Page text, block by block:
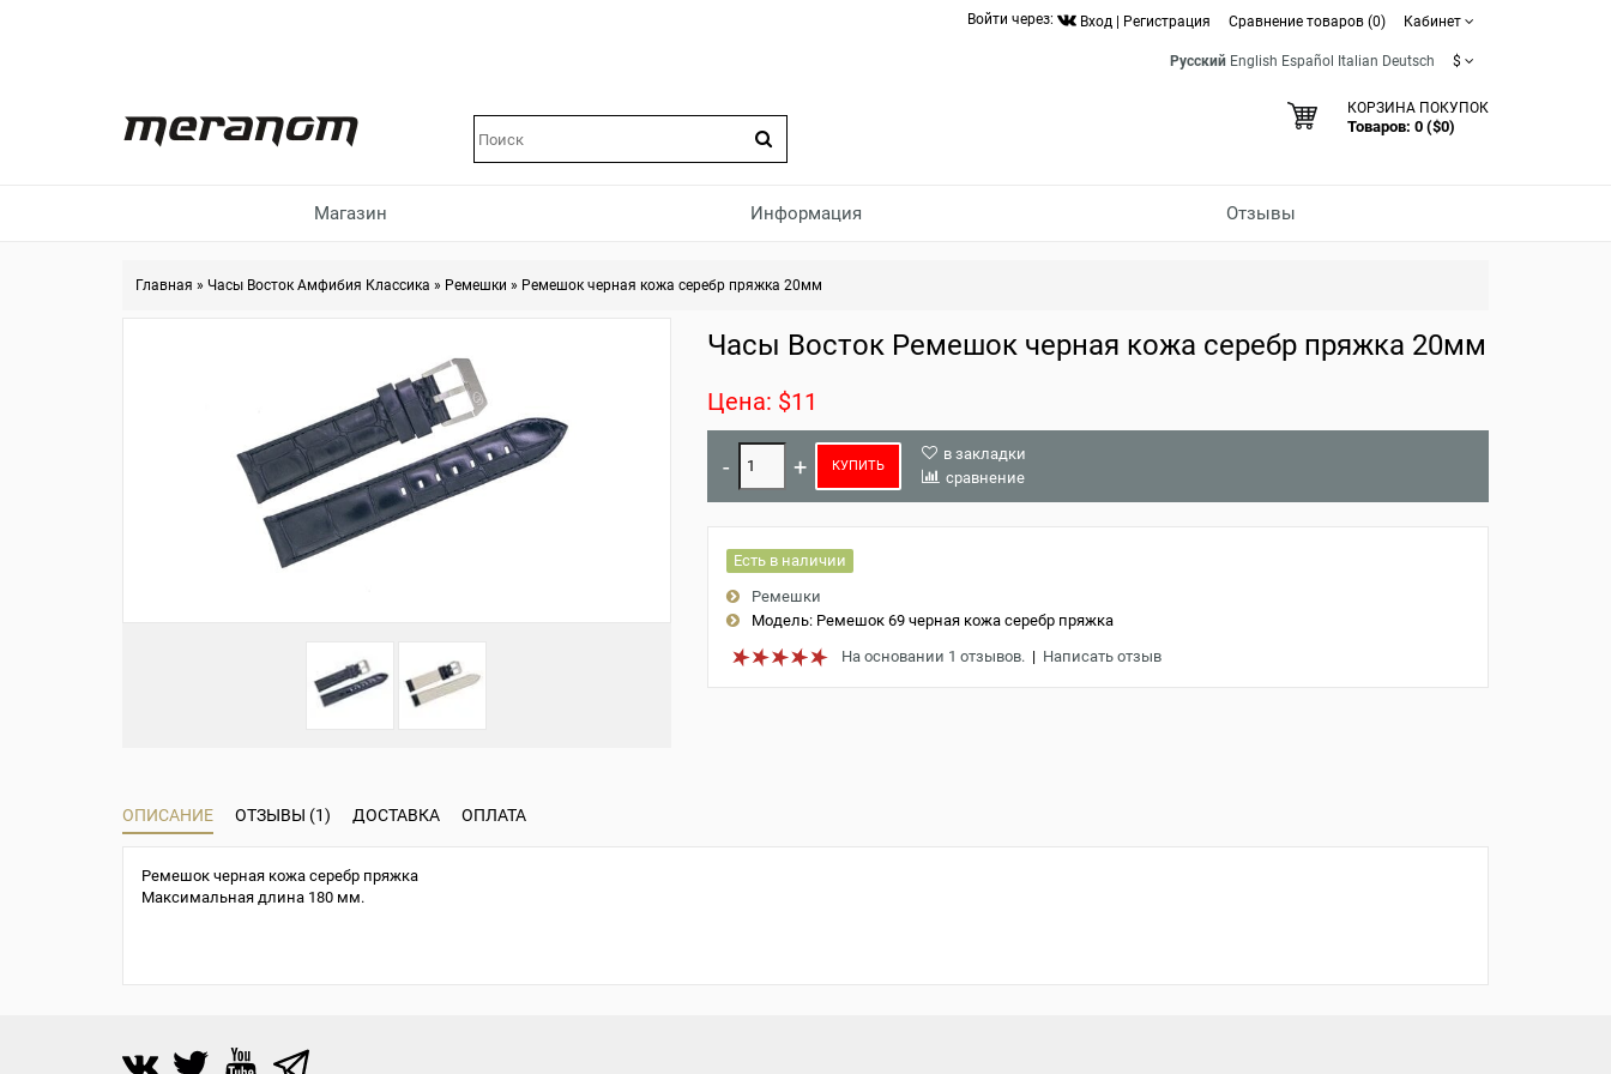
Войти через: Вход Регистрация Сравнение товаров (0) Кабинет
Русский English Español Italian Deutsch $
КОРЗИНА ПОКУПОК
Товаров: 0 ($0)
Магазин Информация Отзывы
Главная » Часы Восток Амфибия Классика » Ремешки » Ремешок черная кожа серебр пряжка 20мм
Часы Восток Ремешок черная кожа серебр пряжка 20мм
Цена: $11
КУПИТЬ
в закладки
сравнение
Есть в наличии
Ремешки
Модель:Ремешок 69 черная кожа серебр пряжка
На основании 1 отзывов.| Написать отзыв
ОПИСАНИЕ ОТЗЫВЫ (1) ДОСТАВКА ОПЛАТА
Ремешок черная кожа серебр пряжка
Максимальная длина 180 мм.